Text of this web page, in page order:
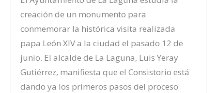
creación de un monumento para
conmemorar la histórica visita realizada
papa León XIV a la ciudad el pasado 12 de
junio. El alcalde de La Laguna, Luis Yeray
Gutiérrez, manifiesta que el Consistorio está
dando ya los primeros pasos del proceso